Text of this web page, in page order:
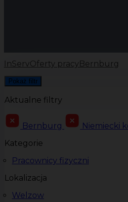
InServOferty pracy Bernburg
Pokaż filtr
Aktualne filtry
Bernburg
Niemiecki
Kategorie
Pracownicy fizyczni
Lokalizacja
Welzow